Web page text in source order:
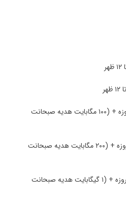
اینترنت آلفا، ۱ گیگابایت سی‌روزه + (۱۰۰ مگابایت هدیه صبحانت
اینترنت آلفا، ۲ گیگابایت سی‌روزه + (۲۰۰ مگابایت هدیه صبحانت
اینترنت آلفا، ۱۰ گیگابایت سی‌روزه + (۱ گیگابایت هدیه صبحانت